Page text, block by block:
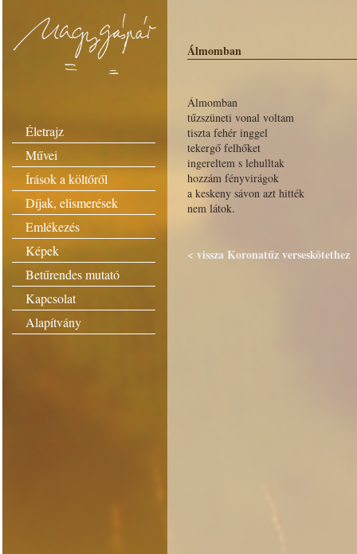
Életrajz
Művei
Írások a költőről
Díjak, elismerések
Emlékezés
Képek
Betűrendes mutató
Kapcsolat
Alapítvány
Álmomban
Álmomban
tűzszüneti vonal voltam
tiszta fehér inggel
tekergő felhőket
ingereltem s lehulltak
hozzám fényvirágok
a keskeny sávon azt hitték
nem látok.
< vissza Koronatűz verseskötethez